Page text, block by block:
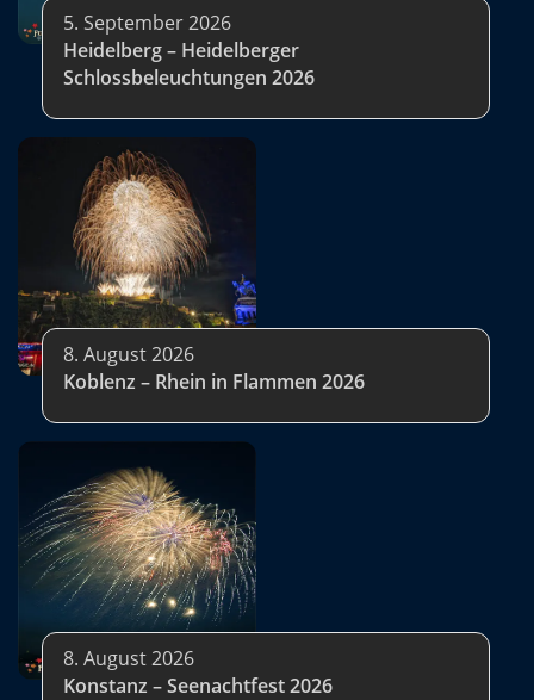
5. September 2026
Heidelberg – Heidelberger
Schlossbeleuchtungen 2026
8. August 2026
Koblenz – Rhein in Flammen 2026
8. August 2026
Konstanz – Seenachtfest 2026